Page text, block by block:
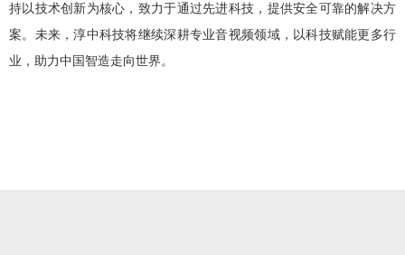
持以技术创新为核心，致力于通过先进科技，提供安全可靠的解决方
案。未来，淳中科技将继续深耕专业音视频领域，以科技赋能更多行
业，助力中国智造走向世界。